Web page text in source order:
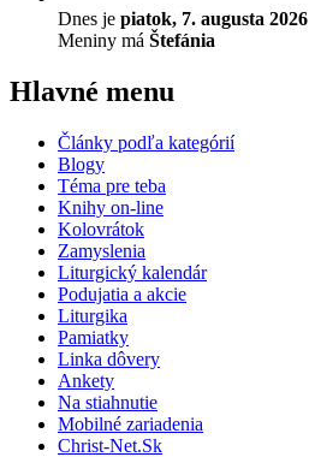
Dnes je piatok, 7. augusta 2026
Meniny má Štefánia
Hlavné menu
Články podľa kategórií
Blogy
Téma pre teba
Knihy on-line
Kolovrátok
Zamyslenia
Liturgický kalendár
Podujatia a akcie
Liturgika
Pamiatky
Linka dôvery
Ankety
Na stiahnutie
Mobilné zariadenia
Christ-Net.Sk